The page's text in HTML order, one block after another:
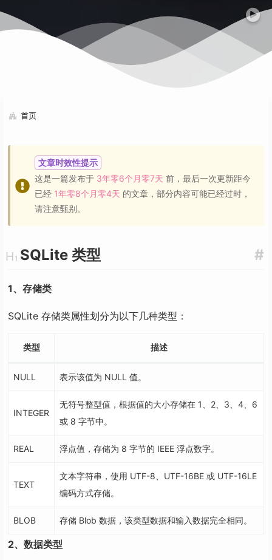
首页
文章时效性提示
这是一篇发布于 3年零6个月零7天 前，最后一次更新距今
已经 1年零8个月零4天 的文章，部分内容可能已经过时，
请注意甄别。
#
SQLite 类型
1、存储类
SQLite 存储类属性划分为以下几种类型：
类型 描述
NULL 表示该值为 NULL 值。
INTEGER
无符号整型值，根据值的大小存储在 1、2、3、4、6
或 8 字节中。
REAL 浮点值，存储为 8 字节的 IEEE 浮点数字。
TEXT
文本字符串，使用 UTF-8、UTF-16BE 或 UTF-16LE
编码方式存储。
BLOB 存储 Blob 数据，该类型数据和输入数据完全相同。
2、数据类型